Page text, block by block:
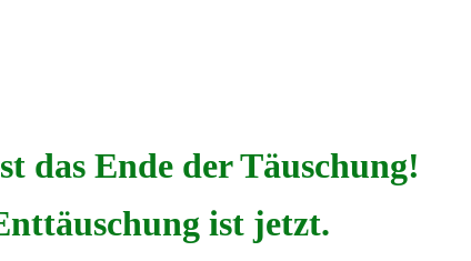
das Ende der Täuschung!
ist jetzt.